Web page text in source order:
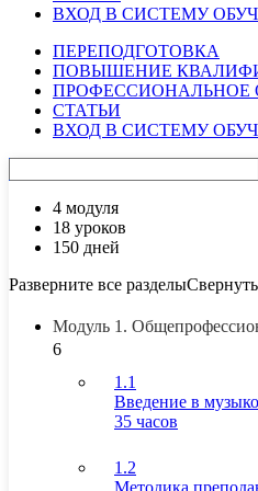
ВХОД В СИСТЕМУ
ПЕРЕПОДГОТОВКА
ПОВЫШЕНИЕ
ПРОФЕССИОНАЛЬНОЕ
СТАТЬИ
ВХОД В СИСТЕМУ
4 модуля
18 уроков
150 дней
Разверните все разделы
Модуль 1.
6
1.1
Введение в
35 часов
1.2
Методика